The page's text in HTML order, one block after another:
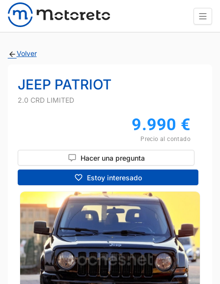
Volver
JEEP PATRIOT
2.0 CRD LIMITED
9.990 €
Precio al contado
Hacer una pregunta
Estoy interesado